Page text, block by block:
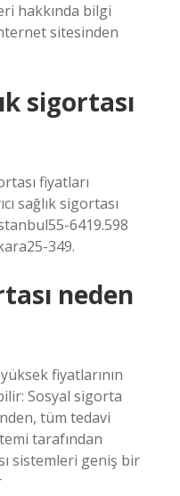
hakkında bilgi
sitesinden
sigortası
fiyatları
sağlık sigortası
6419.598
349.
neden
fiyatlarının
Sosyal sigorta
tüm tedavi
tarafından
sistemleri geniş bir